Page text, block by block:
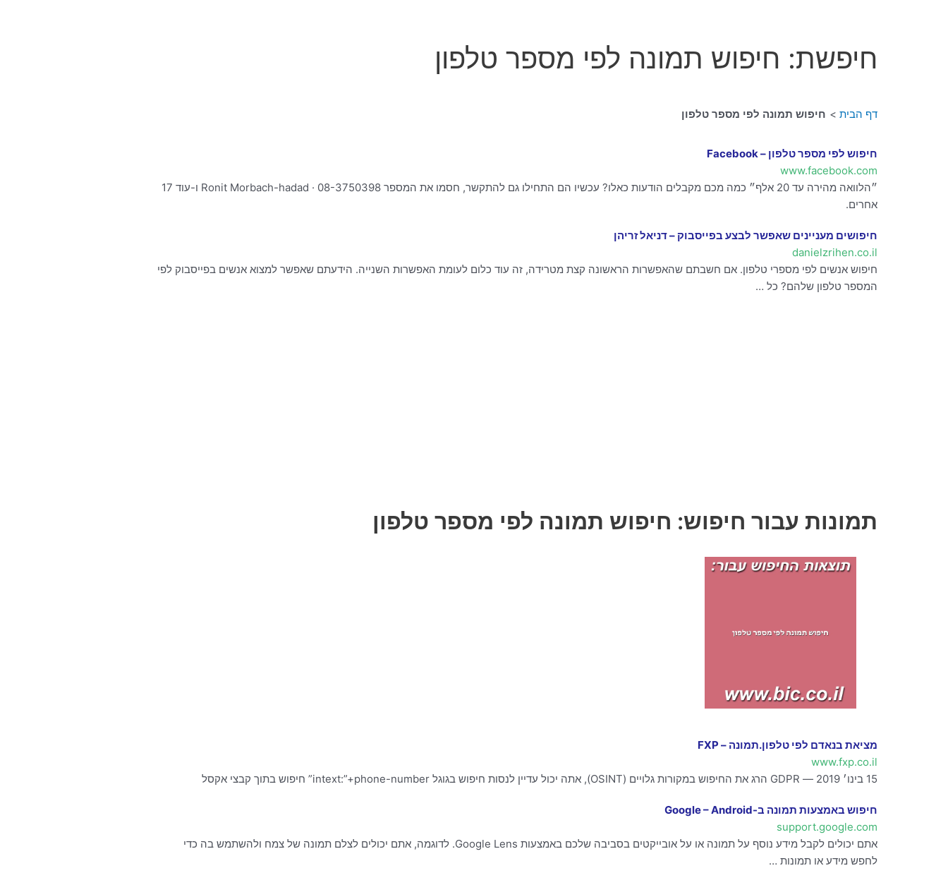
חיפשת: חיפוש תמונה לפי מספר טלפון
דף הבית חיפוש תמונה לפי מספר טלפון
חיפוש לפי מספר טלפון – Facebook
www.facebook.com
״הלוואה מהירה עד 20 אלף״ כמה מכם מקבלים הודעות כאלו? עכשיו הם התחילו גם להתקשר, חסמו את המספר 08-3750398 · Ronit Morbach-hadad ו-עוד 17
אחרים.
חיפושים מעניינים שאפשר לבצע בפייסבוק – דניאל זריהן
danielzrihen.co.il
חיפוש אנשים לפי מספרי טלפון. אם חשבתם שהאפשרות הראשונה קצת מטרידה, זה עוד כלום לעומת האפשרות השנייה. הידעתם שאפשר למצוא אנשים בפייסבוק לפי
המספר טלפון שלהם? כל …
תמונות עבור חיפוש: חיפוש תמונה לפי מספר טלפון
מציאת בנאדם לפי טלפון.תמונה – FXP
www.fxp.co.il
15 בינו׳ 2019 — GDPR הרג את החיפוש במקורות גלויים (OSINT), אתה יכול עדיין לנסות חיפוש בגוגל intext:”+phone-number” חיפוש בתוך קבצי אקסל
חיפוש באמצעות תמונה ב-Google – Android
support.google.com
אתם יכולים לקבל מידע נוסף על תמונה או על אובייקטים בסביבה שלכם באמצעות Google Lens. לדוגמה, אתם יכולים לצלם תמונה של צמח ולהשתמש בה כדי
לחפש מידע או תמונות …